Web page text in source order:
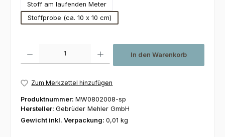
Stoff am laufenden Meter
Stoffprobe (ca. 10 x 10 cm)
In den Warenkorb
Zum Merkzettel hinzufügen
Produktnummer: MW0802008-sp
Hersteller: Gebrüder Mehler GmbH
Gewicht inkl. Verpackung: 0,01 kg